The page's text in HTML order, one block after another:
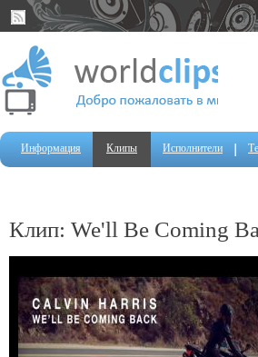
Информация Клипы Исполнители
Клип: We'll Be Coming